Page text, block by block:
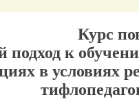
Курс
к
в условиях